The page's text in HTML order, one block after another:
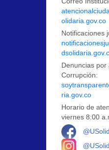
olidaria.gov.co
Notificaciones
Denuncias por
Corrupción:
ria.gov.co
Horario de
viernes 8:00